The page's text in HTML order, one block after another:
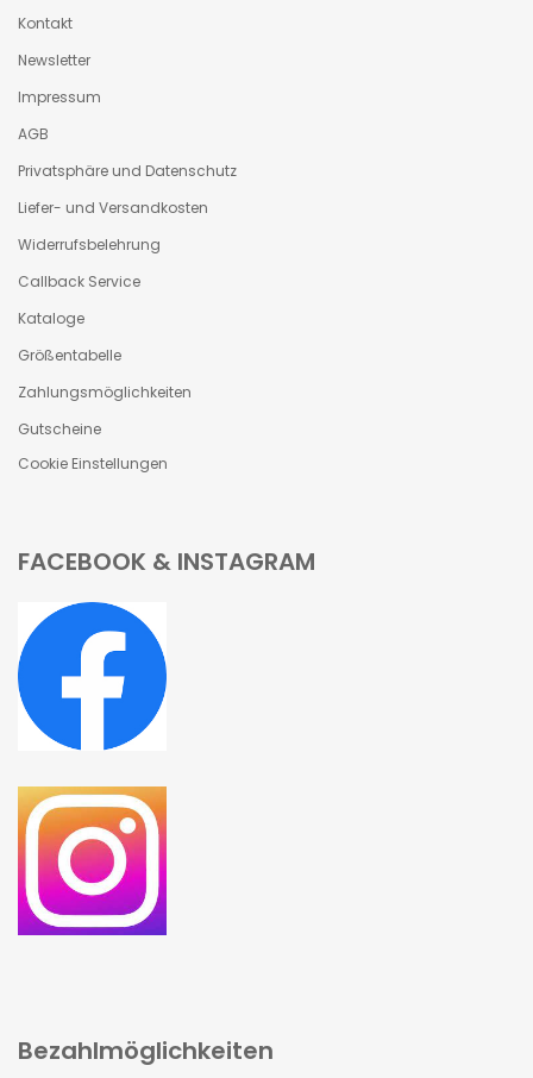
Kontakt
Newsletter
Impressum
AGB
Privatsphäre und Datenschutz
Liefer- und Versandkosten
Widerrufsbelehrung
Callback Service
Kataloge
Größentabelle
Zahlungsmöglichkeiten
Gutscheine
Cookie Einstellungen
FACEBOOK & INSTAGRAM
Bezahlmöglichkeiten